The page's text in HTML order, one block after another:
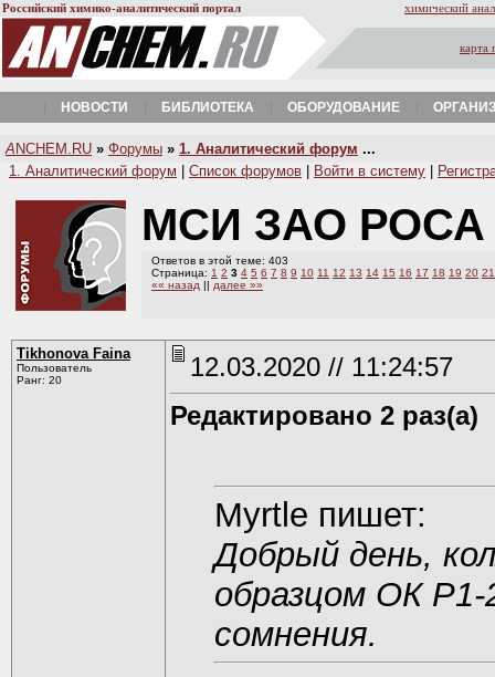
Российский химико-аналитический портал химический
карта
НОВОСТИ БИБЛИОТЕКА ОБОРУДОВАНИЕ
A NCHEM.RU » Форумы » 1. Аналитический форум ...
1. Аналитический форум
Список форумов Войти в систему
МСИ ЗАО РОСА
Ответов в этой теме: 403
Страница: 1 2 3 4 5 6 7 8 9 10 11 12 13 14 15 16 17 18 19 20 21
«« назад || далее »»
Tikhonova Faina
Пользователь
Ранг: 20
12.03.2020 // 11:24:57
Редактировано 2 раз(а)
Myrtle пишет:
Добрый день,
образцом ОК
сомнения.